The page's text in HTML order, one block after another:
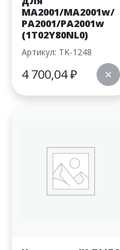
MA2001/MA2001w/
PA2001/PA2001w
(1T02Y80NL0)
Артикул: TK-1248
4 700,04₽ ✕